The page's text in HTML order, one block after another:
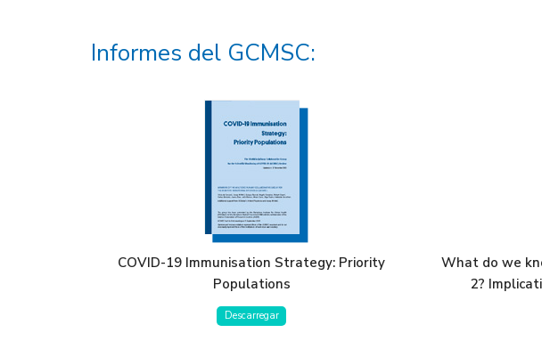
Informes del GCMSC:
COVID-19 Immunisation Strategy: Priority
Populations
Descarregar
What do we
2?